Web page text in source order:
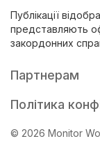
Публікації
представляють
закордонних
Партнерам
Політика
© 2026 Monitor